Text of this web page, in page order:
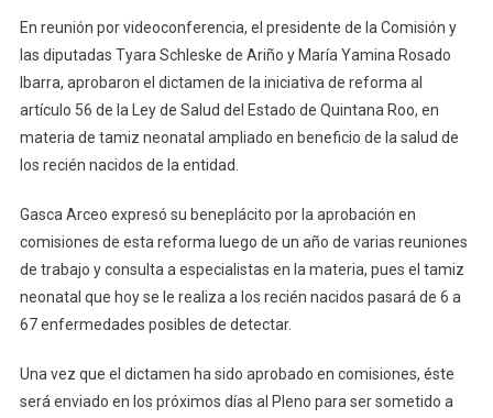
En reunión por videoconferencia, el presidente de la Comisión y
las diputadas Tyara Schleske de Ariño y María Yamina Rosado
Ibarra, aprobaron el dictamen de la iniciativa de reforma al
artículo 56 de la Ley de Salud del Estado de Quintana Roo, en
materia de tamiz neonatal ampliado en beneficio de la salud de
los recién nacidos de la entidad.
Gasca Arceo expresó su beneplácito por la aprobación en
comisiones de esta reforma luego de un año de varias reuniones
de trabajo y consulta a especialistas en la materia, pues el tamiz
neonatal que hoy se le realiza a los recién nacidos pasará de 6 a
67 enfermedades posibles de detectar.
Una vez que el dictamen ha sido aprobado en comisiones, éste
será enviado en los próximos días al Pleno para ser sometido a